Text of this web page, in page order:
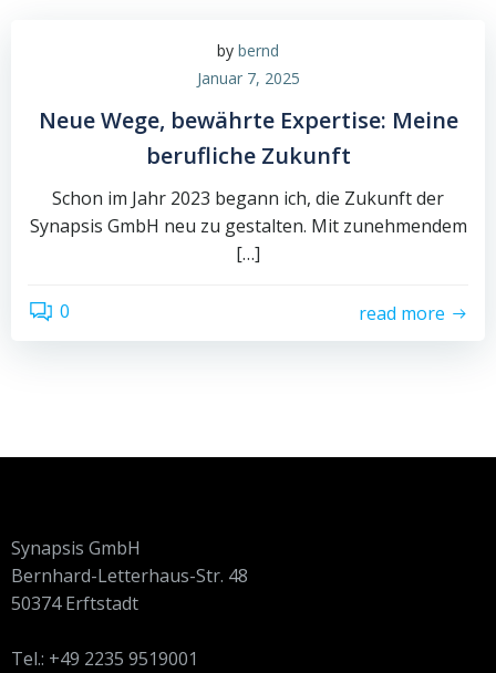
by bernd
Januar 7, 2025
Neue Wege, bewährte Expertise: Meine
berufliche Zukunft
Schon im Jahr 2023 begann ich, die Zukunft der
Synapsis GmbH neu zu gestalten. Mit zunehmendem
[…]
0 read more
Synapsis GmbH
Bernhard-Letterhaus-Str. 48
50374 Erftstadt
Tel.: +49 2235 9519001